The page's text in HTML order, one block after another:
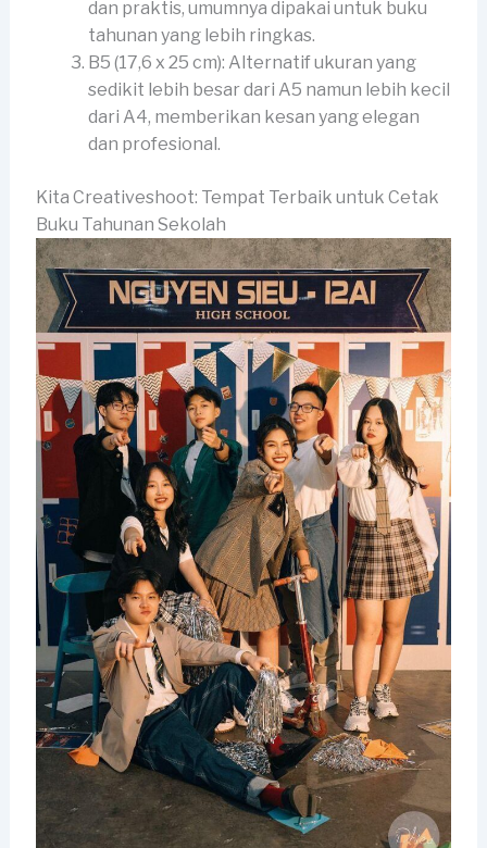
dan praktis, umumnya dipakai untuk buku
tahunan yang lebih ringkas.
B5 (17,6 x 25 cm): Alternatif ukuran yang
sedikit lebih besar dari A5 namun lebih kecil
dari A4, memberikan kesan yang elegan
dan profesional.
Kita Creativeshoot: Tempat Terbaik untuk Cetak
Buku Tahunan Sekolah